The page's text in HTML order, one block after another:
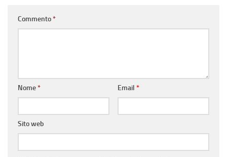
Commento*
Nome* Email *
Sito web